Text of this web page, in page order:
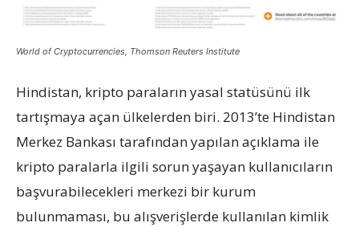
World of Cryptocurrencies, Thomson Reuters Institute
Hindistan, kripto paraların yasal statüsünü ilk
tartışmaya açan ülkelerden biri. 2013’te Hindistan
Merkez Bankası tarafından yapılan açıklama ile
kripto paralarla ilgili sorun yaşayan kullanıcıların
başvurabilecekleri merkezi bir kurum
bulunmaması, bu alışverişlerde kullanılan kimlik